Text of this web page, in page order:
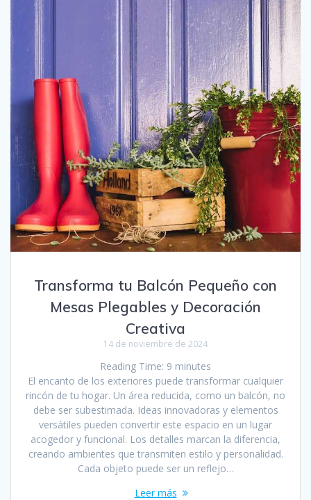
Transforma tu Balcón Pequeño con
Mesas Plegables y Decoración
Creativa
14 de noviembre de 2024
Reading Time: 9 minutes
El encanto de los exteriores puede transformar cualquier
rincón de tu hogar. Un área reducida, como un balcón, no
debe ser subestimada. Ideas innovadoras y elementos
versátiles pueden convertir este espacio en un lugar
acogedor y funcional. Los detalles marcan la diferencia,
creando ambientes que transmiten estilo y personalidad.
Cada objeto puede ser un reflejo…
Leer más